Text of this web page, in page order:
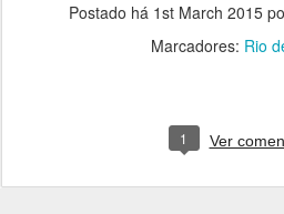
Postado há 1st March 2015
Marcadores: Rio
1 Ver